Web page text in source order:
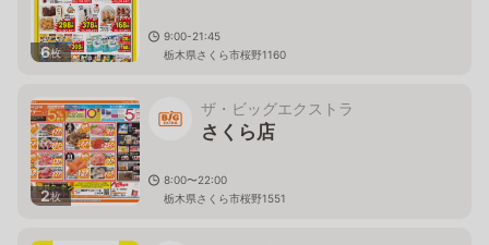
6枚
9:00-21:45
栃木県さくら市桜野1160
2枚
ザ・ビッグエクストラ
さくら店
8:00〜22:00
栃木県さくら市桜野1551